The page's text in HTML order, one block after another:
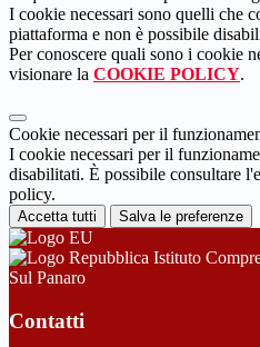
I cookie necessari sono quelli che
piattaforma e non è possibile
Per conoscere quali sono i cookie
visionare la COOKIE POLICY.
Cookie necessari per il
I cookie necessari per il
disabilitati. È possibile consultare
policy.
Accetta tutti Salva le preferenze
Istituto
Sul Panaro
Contatti